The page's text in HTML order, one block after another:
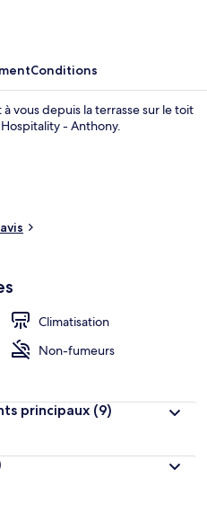
Conditions
vous depuis la terrasse sur le toit
- Anthony.
Climatisation
Non-fumeurs
principaux (9)